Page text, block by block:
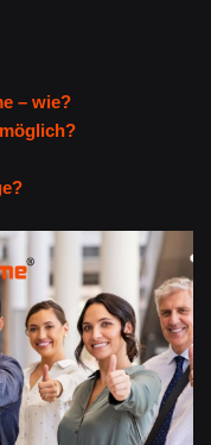
– wie?